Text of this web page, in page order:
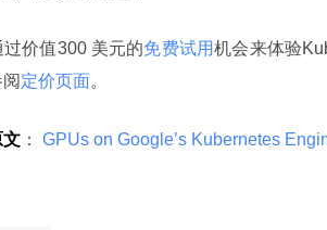
过价值300 美元的免费试用机会来体验
定价页面。
文 ： GPUs on Google’s Kubernetes